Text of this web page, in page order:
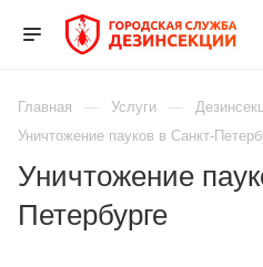
Главная Услуги
Уничтожение пауков в Санкт-
Уничтожение
Петербурге